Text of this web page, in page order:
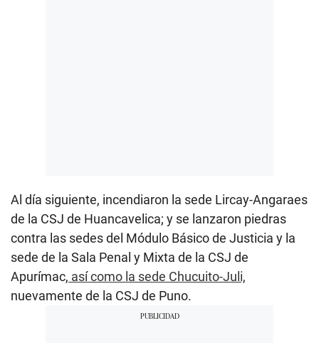
Al día siguiente, incendiaron la sede Lircay-Angaraes
de la CSJ de Huancavelica; y se lanzaron piedras
contra las sedes del Módulo Básico de Justicia y la
sede de la Sala Penal y Mixta de la CSJ de
Apurímac, así como la sede Chucuito-Juli,
nuevamente de la CSJ de Puno.